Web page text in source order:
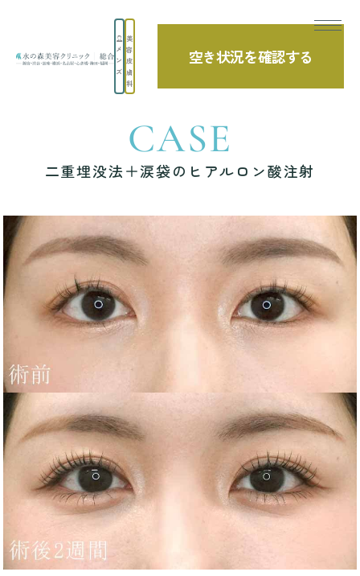
メ
ン
ズ
美
容
皮
膚
科
空き状況を確認する
TOP 症例写真 二重埋没法＋涙袋のヒアルロン酸注射
CASE
二重埋没法＋涙袋のヒアルロン酸注射